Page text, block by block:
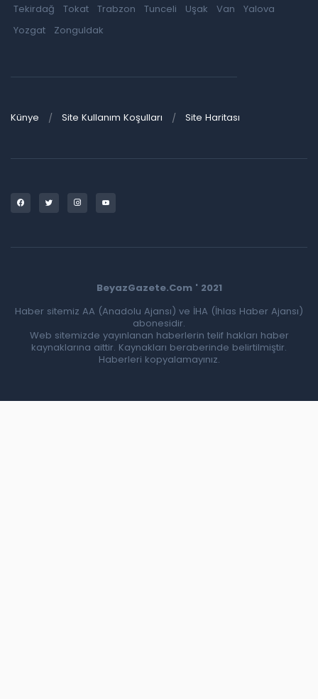
Tekirdağ
Tokat Trabzon Tunceli Uşak Van
Yalova
Yozgat
Zonguldak
Künye Site Kullanım Koşulları Site Haritası
BeyazGazete.Com ' 2021
Haber sitemiz AA (Anadolu Ajansı) ve İHA (İhlas Haber Ajansı)
abonesidir.
Web sitemizde yayınlanan haberlerin telif hakları haber
kaynaklarına aittir. Kaynakları beraberinde belirtilmiştir.
Haberleri kopyalamayınız.